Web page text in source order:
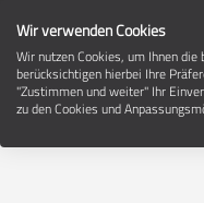
Wir verwenden Cookies
Wir nutzen Cookies, um Ihnen
berücksichtigen hierbei Ihre
"Zustimmen und weiter" Ihr
zu den Cookies und